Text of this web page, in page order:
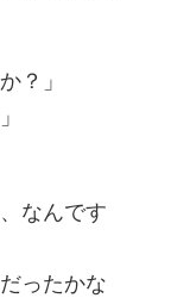
？」
なんです
ったかな